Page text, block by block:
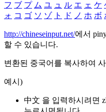
フ ブ プ ム ユ ュ ル エ ェ ケ
ォ コ ゴ ソ ゾ ト ド ノ ホ ボ
http://chineseinput.net/에서
할 수 있습니다.
변환된 중국어를 복사하여
예시)
中文 을 입력하시려면